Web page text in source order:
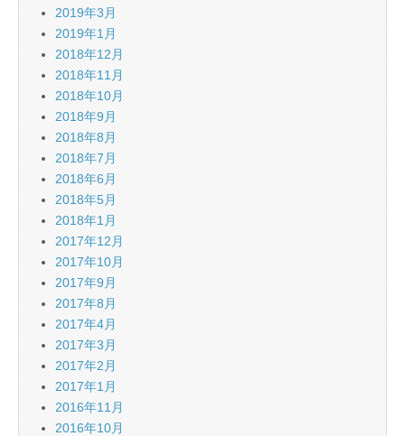
2019年3月
2019年1月
2018年12月
2018年11月
2018年10月
2018年9月
2018年8月
2018年7月
2018年6月
2018年5月
2018年1月
2017年12月
2017年10月
2017年9月
2017年8月
2017年4月
2017年3月
2017年2月
2017年1月
2016年11月
2016年10月